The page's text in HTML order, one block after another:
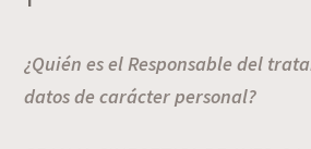
¿Quién es el Responsable del
datos de carácter personal?